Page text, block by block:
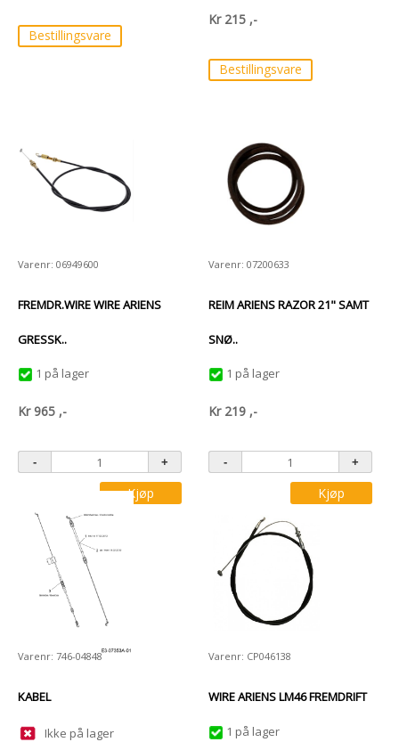
Bestillingsvare
Kr 215 ,-
Bestillingsvare
Varenr: 06949600
FREMDR.WIRE WIRE ARIENS
GRESSK..
1 på lager
Kr 965 ,-
Kjøp
Varenr: 07200633
REIM ARIENS RAZOR 21" SAMT
SNØ..
1 på lager
Kr 219 ,-
Kjøp
Varenr: 746-04848
KABEL
Ikke på lager
Varenr: CP046138
WIRE ARIENS LM46 FREMDRIFT
1 på lager